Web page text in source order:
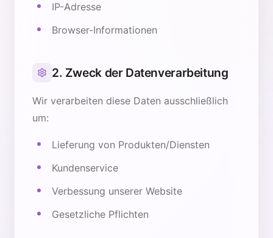
IP-Adresse
Browser-Informationen
2. Zweck der Datenverarbeitung
Wir verarbeiten diese Daten ausschließlich
um:
Lieferung von Produkten/Diensten
Kundenservice
Verbessung unserer Website
Gesetzliche Pflichten